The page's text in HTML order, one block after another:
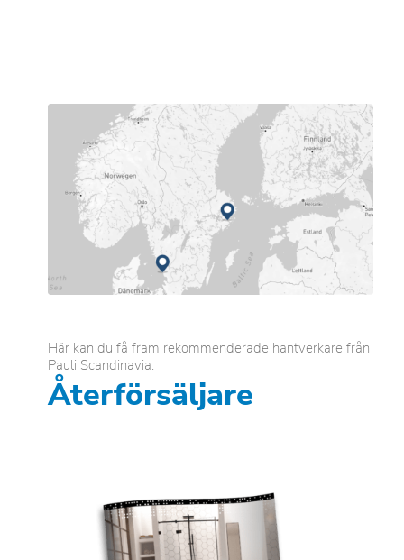
Här kan du få fram rekommenderade hantverkare från
Pauli Scandinavia.
Återförsäljare